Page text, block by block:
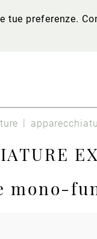
preferenze.
mono-